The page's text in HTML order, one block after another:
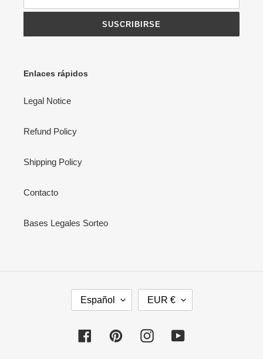
SUSCRIBIRSE
Enlaces rápidos
Legal Notice
Refund Policy
Shipping Policy
Contacto
Bases Legales Sorteo
O
Español
E
D
EUR €
FacebookPinterestInstagramYouTube